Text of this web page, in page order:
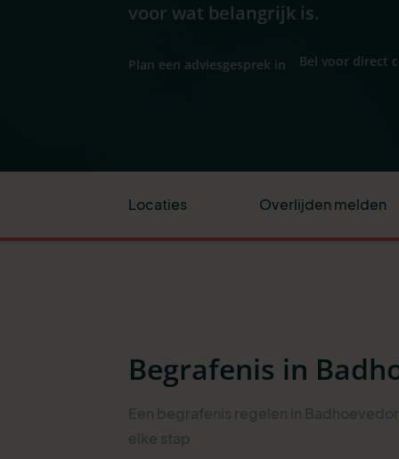
voor wat belangrijk is.
Plan een adviesgesprek in Bel voor direct
Locaties Overlijden melden
Begrafenis in